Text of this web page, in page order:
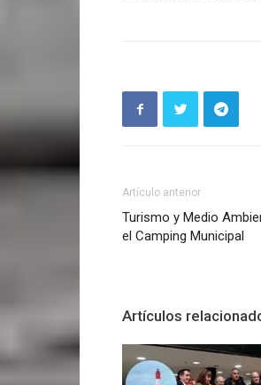
Artículo anterior
Turismo y Medio
el Camping Municipal
Artículos